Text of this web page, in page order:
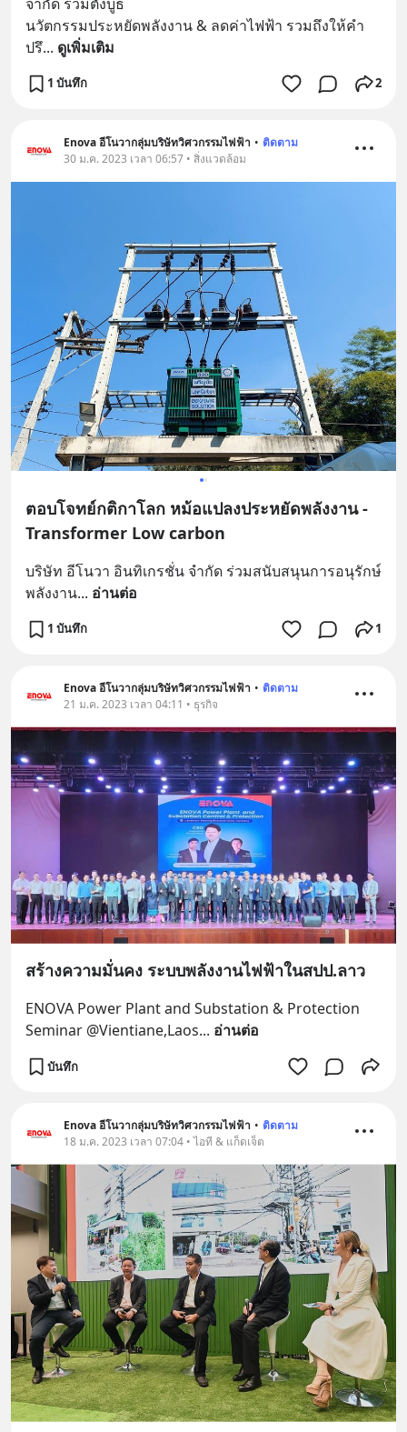
นวัตกรรมประหยัดพลังงาน & ลดค่าไฟฟ้า รวมถึงให้คำ
ปรึ... ดูเพิ่มเติม
1 บันทึก 2
Enova อีโนวากลุ่มบริษัทวิศวกรรมไฟฟ้า • ติดตาม
30 ม.ค. 2023 เวลา 06:57 • สิ่งแวดล้อม
ตอบโจทย์กติกาโลก หม้อแปลงประหยัดพลังงาน -
Transformer Low carbon
บริษัท อีโนวา อินทิเกรชั่น จำกัด ร่วมสนับสนุนการอนุรักษ์
พลังงาน... อ่านต่อ
1 บันทึก 1
Enova อีโนวากลุ่มบริษัทวิศวกรรมไฟฟ้า • ติดตาม
21 ม.ค. 2023 เวลา 04:11 • ธุรกิจ
สร้างความมั่นคง ระบบพลังงานไฟฟ้าในสปป.ลาว
ENOVA Power Plant and Substation & Protection
Seminar @Vientiane,Laos... อ่านต่อ
บันทึก
Enova อีโนวากลุ่มบริษัทวิศวกรรมไฟฟ้า • ติดตาม
18 ม.ค. 2023 เวลา 07:04 • ไอที & แก็ดเจ็ต